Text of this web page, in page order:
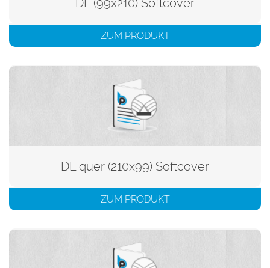
DL (99x210) Softcover
ZUM PRODUKT
DL quer (210x99) Softcover
ZUM PRODUKT